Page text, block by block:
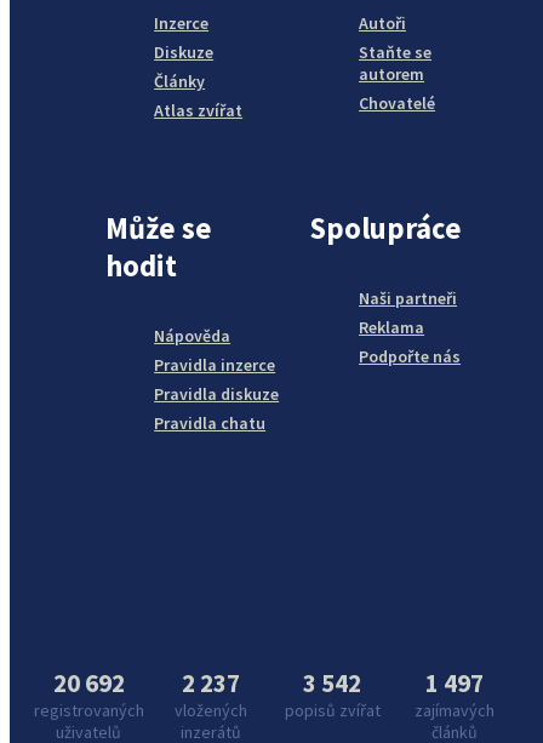
Inzerce
Diskuze
Články
Atlas zvířat
Autoři
Staňte se
autorem
Chovatelé
Může se
hodit
Nápověda
Pravidla inzerce
Pravidla diskuze
Pravidla chatu
Spolupráce
Naši partneři
Reklama
Podpořte nás
20 692
registrovaných
uživatelů
2 237
vložených
inzerátů
3 542
popisů zvířat
1 497
zajímavých
článků